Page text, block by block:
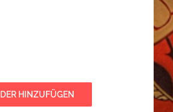
HINZUFÜGEN